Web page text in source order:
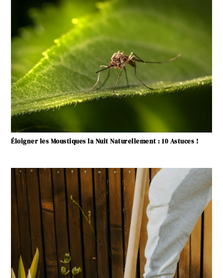
Éloigner les Moustiques la Nuit Naturellement : 10 Astuces !